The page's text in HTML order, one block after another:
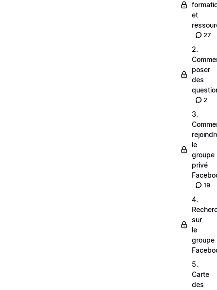
et
27
2.
poser
des
2
3.
le
groupe
privé
19
4.
sur
le
groupe
5.
Carte
des